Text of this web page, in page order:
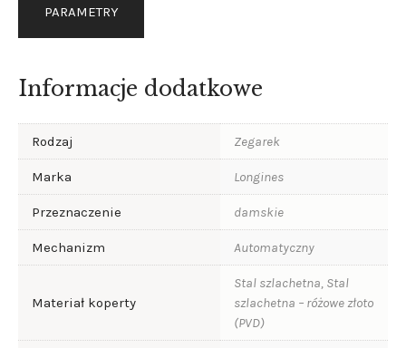
PARAMETRY
Informacje dodatkowe
Rodzaj Zegarek
Marka Longines
Przeznaczenie damskie
Mechanizm Automatyczny
Materiał koperty
Stal szlachetna, Stal
szlachetna – różowe złoto
(PVD)